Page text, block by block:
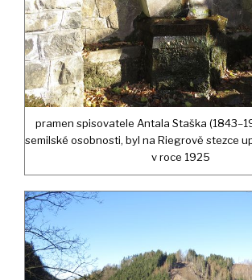
pramen spisovatele Antala Staška
semilské osobnosti, byl na Riegrově stezce
v roce 1925